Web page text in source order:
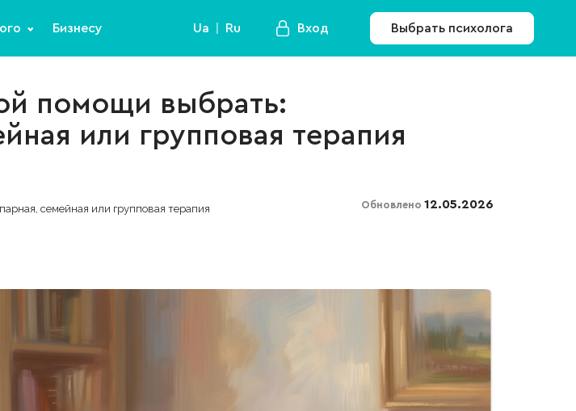
Бизнесу Ua Ru Вход Выбрать психолога
помощи выбрать:
или групповая терапия
семейная или групповая терапия Обновлено 12.05.2026